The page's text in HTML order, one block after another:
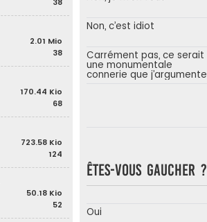
Non, c’est idiot
Carrément pas, ce serait
une monumentale
connerie que j’argumente
Êtes-vous gaucher ?
Oui
2.01 Mio
38
170.44 Kio
68
723.58 Kio
124
50.18 Kio
52